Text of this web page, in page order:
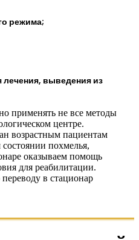
режима;
выведения из
применять не все методы
центре.
возрастным пациентам
похмелья,
оказываем помощь
для реабилитации.
в стационар